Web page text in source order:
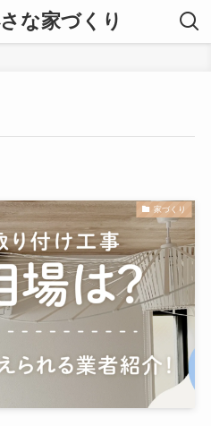
な家づくり
家づくり